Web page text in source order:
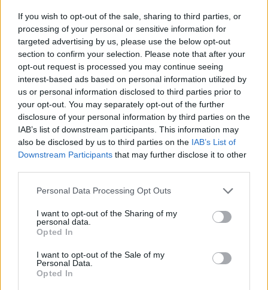
If you wish to opt-out of the sale, sharing to third parties, or
processing of your personal or sensitive information for
targeted advertising by us, please use the below opt-out
section to confirm your selection. Please note that after your
opt-out request is processed you may continue seeing
interest-based ads based on personal information utilized by
us or personal information disclosed to third parties prior to
your opt-out. You may separately opt-out of the further
disclosure of your personal information by third parties on the
IAB’s list of downstream participants. This information may
also be disclosed by us to third parties on the IAB’s List of
Downstream Participants that may further disclose it to other
Personal Data Processing Opt Outs
I want to opt-out of the Sharing of my
personal data.
Opted In
I want to opt-out of the Sale of my
Personal Data.
Opted In
Betöréstérkép A legfrissebb, 2020-as összesített adatok
szerint a fővárosban abban az évben több mint 1200
lakásbetörés történt, míg országosan majdnem 7000 ilyen
bűncselekményt regisztráltak a hatóságok a PRE-STAT
adatai szerint. A rendőrségi honlapon fellelhető bűnügyi
térkép valamivel frissebb állapotok láthatók - írta a
Pénzcentrum. A portál megnézte, melyik...
KEDVES OLVASÓNK!
A keresett cikk a portfolio.hu hírarchívumához
tartozik, melynek olvasása előfizetéses
regisztrációhoz kötött.
Az előfizetés a következőket tartalmazza:
Portfolio.hu teljes cikkarchívum
Kötéslisták: BÉT elmúlt 2 év napon belüli
kötéslistái